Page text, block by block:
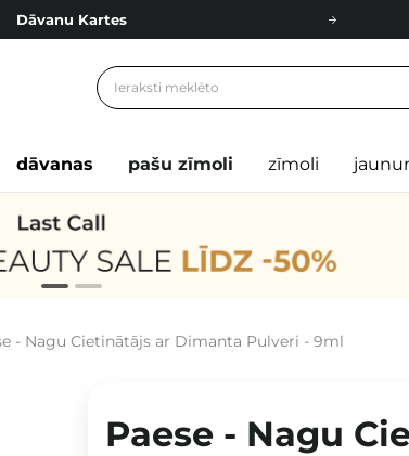
Dāvanu Kartes
piegāde no 49,00 €
dāvanas pašu zīmoli zīmoli
- Nagu Cietinātājs ar Dimanta Pulveri - 9ml
Paese - Nagu